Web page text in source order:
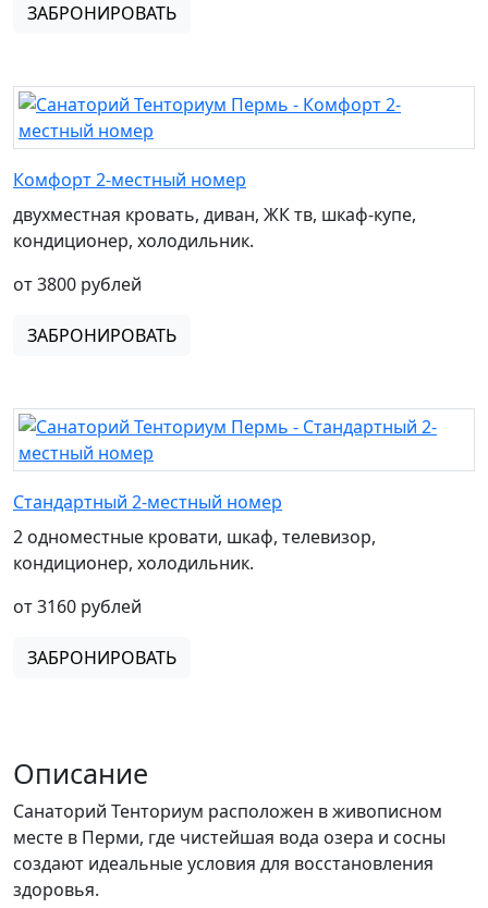
ЗАБРОНИРОВАТЬ
Комфорт 2-местный номер
двухместная кровать, диван, ЖК тв, шкаф-купе,
кондиционер, холодильник.
от 3800 рублей
ЗАБРОНИРОВАТЬ
Стандартный 2-местный номер
2 одноместные кровати, шкаф, телевизор,
кондиционер, холодильник.
от 3160 рублей
ЗАБРОНИРОВАТЬ
Описание
Санаторий Тенториум расположен в живописном
месте в Перми, где чистейшая вода озера и сосны
создают идеальные условия для восстановления
здоровья.